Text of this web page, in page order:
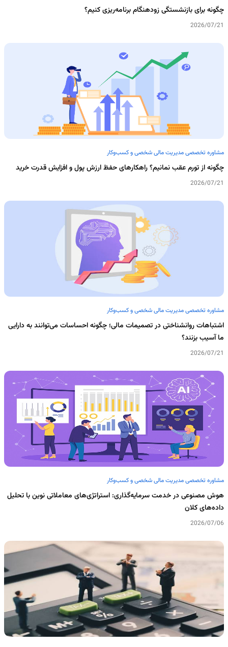
چگونه برای بازنشستگی زودهنگام برنامه‌ریزی کنیم؟
2026/07/21
مشاوره تخصصی مدیریت مالی شخصی و کسب‌وکار
چگونه از تورم عقب نمانیم؟ راهکارهای حفظ ارزش پول و افزایش قدرت خرید
2026/07/21
مشاوره تخصصی مدیریت مالی شخصی و کسب‌وکار
اشتباهات روانشناختی در تصمیمات مالی؛ چگونه احساسات می‌توانند به دارایی
ما آسیب بزنند؟
2026/07/21
مشاوره تخصصی مدیریت مالی شخصی و کسب‌وکار
هوش مصنوعی در خدمت سرمایه‌گذاری: استراتژی‌های معاملاتی نوین با تحلیل
داده‌های کلان
2026/07/06